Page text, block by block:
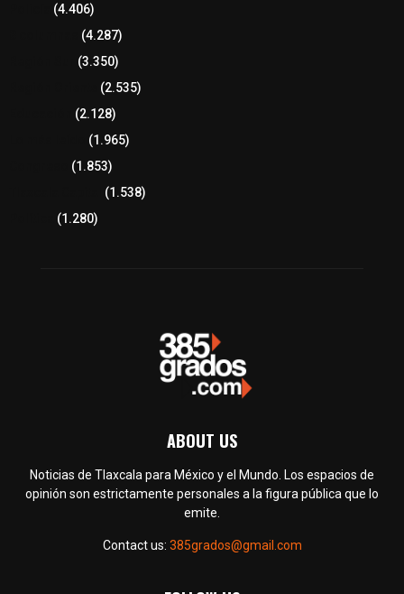
(4.406)
(4.287)
(3.350)
(2.535)
(2.128)
(1.965)
(1.853)
(1.538)
(1.280)
ABOUT US
Noticias de Tlaxcala para México y el Mundo. Los espacios de
opinión son estrictamente personales a la figura pública que lo
emite.
Contact us: 385grados@gmail.com